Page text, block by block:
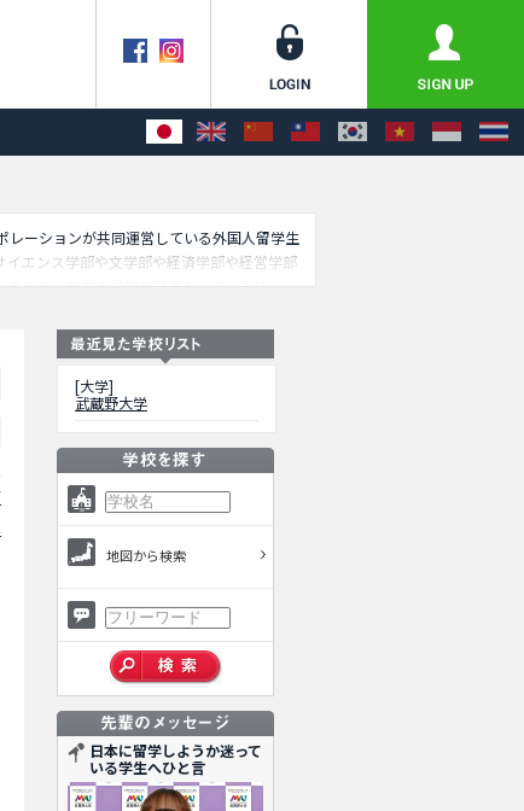
レーションが共同運営している外国人留学生
エンス学部や文学部や経済学部や経営学部
の他、外国人留学生募集をしている約
[大学]
武蔵野大学
地図から検索
日本に留学しようか迷って
いる学生へひと言